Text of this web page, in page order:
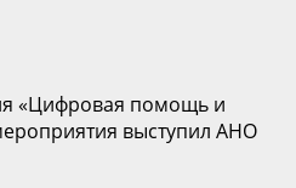
«Цифровая помощь и
выступил АНО